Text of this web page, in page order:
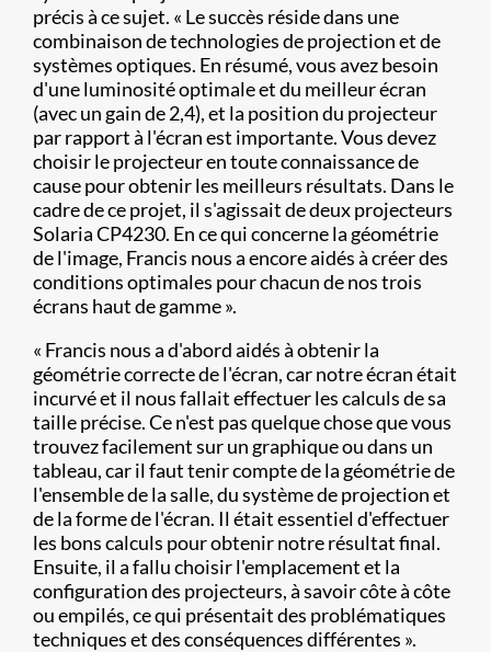
précis à ce sujet. « Le succès réside dans une
combinaison de technologies de projection et de
systèmes optiques. En résumé, vous avez besoin
d'une luminosité optimale et du meilleur écran
(avec un gain de 2,4), et la position du projecteur
par rapport à l'écran est importante. Vous devez
choisir le projecteur en toute connaissance de
cause pour obtenir les meilleurs résultats. Dans le
cadre de ce projet, il s'agissait de deux projecteurs
Solaria CP4230. En ce qui concerne la géométrie
de l'image, Francis nous a encore aidés à créer des
conditions optimales pour chacun de nos trois
écrans haut de gamme ».
« Francis nous a d'abord aidés à obtenir la
géométrie correcte de l'écran, car notre écran était
incurvé et il nous fallait effectuer les calculs de sa
taille précise. Ce n'est pas quelque chose que vous
trouvez facilement sur un graphique ou dans un
tableau, car il faut tenir compte de la géométrie de
l'ensemble de la salle, du système de projection et
de la forme de l'écran. Il était essentiel d'effectuer
les bons calculs pour obtenir notre résultat final.
Ensuite, il a fallu choisir l'emplacement et la
configuration des projecteurs, à savoir côte à côte
ou empilés, ce qui présentait des problématiques
techniques et des conséquences différentes ».